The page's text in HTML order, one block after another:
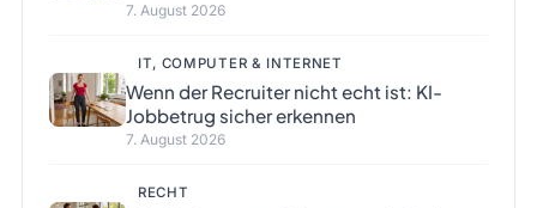
7. August 2026
IT, COMPUTER & INTERNET
Wenn der Recruiter nicht echt ist: KI-
Jobbetrug sicher erkennen
7. August 2026
RECHT